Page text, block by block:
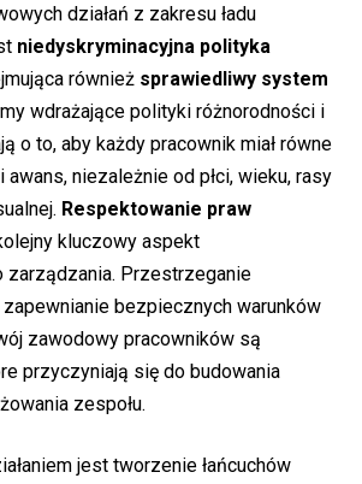
działań z zakresu ładu
niedyskryminacyjna polityka
również sprawiedliwy system
wdrażające polityki różnorodności i
o to, aby każdy pracownik miał równe
niezależnie od płci, wieku, rasy
Respektowanie praw
kluczowy aspekt
zarządzania. Przestrzeganie
zapewnianie bezpiecznych warunków
zawodowy pracowników są
przyczyniają się do budowania
zespołu.
jest tworzenie łańcuchów